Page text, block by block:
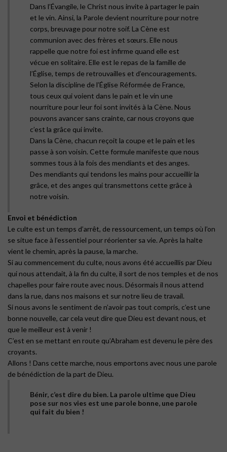
Dans l’Évangile, le Christ nous invite à partager le pain
et le vin. Ainsi, la Parole devient nourriture pour notre
corps, breuvage pour notre soif. La Cène est
communion avec des frères et sœurs. Elle nous
rappelle que notre foi est infirme quand elle est
vécue en solitaire. Elle est le repas de la famille de
l’Église, temps de retrouvailles et d’encouragements.
Selon la discipline de l’Église Réformée de France,
tous ceux qui voient dans le pain et le vin une
nourriture pour leur foi sont invités à la Cène. Nous
pouvons avancer sans crainte, car nous croyons que
c’est la grâce qui invite.
Dans la Cène, chacun reçoit la coupe et le pain et les
passe à son voisin. Cette formule manifeste que nous
sommes tous à la fois des mendiants et des anges.
Des mendiants qui tendons les mains pour accueillir la
grâce, et des anges qui transmettons cette grâce à
notre voisin.
Envoi et bénédiction
Le culte est un temps d’arrêt, de ressourcement, un temps où l’on
se situe face à l’essentiel pour réorienter sa vie. Après la halte
vient le chemin, après la pause, la marche.
Si au commencement du culte, nous avons été accueillis par Dieu
qui nous attendait, à la fin du culte, il sort de nos temples et de nos
chapelles pour faire route avec nous. Désormais il nous attend
dans la rue, dans nos maisons et sur notre lieu de travail.
Si nous avons le sentiment de n’avoir pas tout compris, c’est une
bonne nouvelle, car cela veut dire que Dieu est devant nous, et
que le meilleur est à venir !
C’est en se mettant en route qu’Abraham est devenu le père des
croyants.
Allons ! Dans cette marche, nous emportons avec nous une parole
de bénédiction de la part de Dieu.
Bénir, c’est dire du bien. La parole ultime que Dieu
pose sur nos vies est une parole bonne, une parole
qui fait du bien !